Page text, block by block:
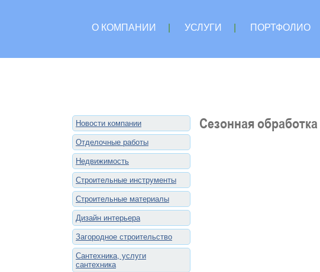
О КОМПАНИИ УСЛУГИ ПОРТФОЛИО
Новости компании
Отделочные работы
Недвижимость
Строительные инструменты
Строительные материалы
Дизайн интерьера
Загородное строительство
Сантехника, услуги
сантехника
Сезонная